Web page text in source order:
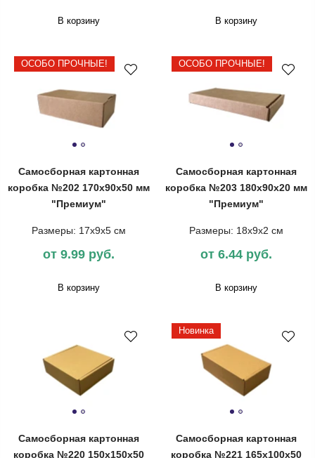
В корзину В корзину
ОСОБО ПРОЧНЫЕ!
Самосборная картонная
коробка №202 170х90х50 мм
"Премиум"
Размеры: 17х9х5 см
от 9.99 руб.
В корзину
ОСОБО ПРОЧНЫЕ!
Самосборная картонная
коробка №203 180х90х20 мм
"Премиум"
Размеры: 18х9х2 см
от 6.44 руб.
В корзину
Самосборная картонная
коробка №220 150х150х50
Новинка
Самосборная картонная
коробка №221 165х100х50